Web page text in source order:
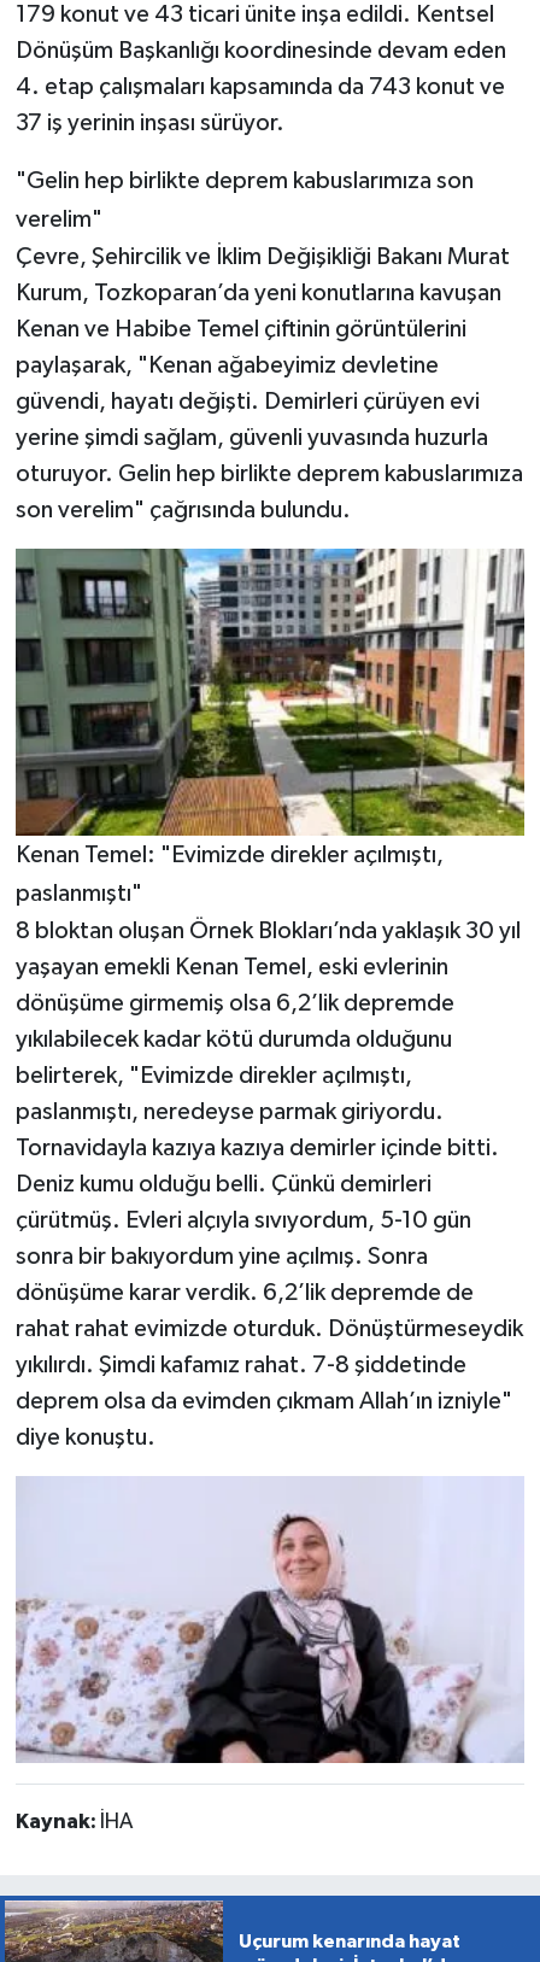
179 konut ve 43 ticari ünite inşa edildi. Kentsel
Dönüşüm Başkanlığı koordinesinde devam eden
4. etap çalışmaları kapsamında da 743 konut ve
37 iş yerinin inşası sürüyor.
"Gelin hep birlikte deprem kabuslarımıza son
verelim"
Çevre, Şehircilik ve İklim Değişikliği Bakanı Murat
Kurum, Tozkoparan’da yeni konutlarına kavuşan
Kenan ve Habibe Temel çiftinin görüntülerini
paylaşarak, "Kenan ağabeyimiz devletine
güvendi, hayatı değişti. Demirleri çürüyen evi
yerine şimdi sağlam, güvenli yuvasında huzurla
oturuyor. Gelin hep birlikte deprem kabuslarımıza
son verelim" çağrısında bulundu.
Kenan Temel: "Evimizde direkler açılmıştı,
paslanmıştı"
8 bloktan oluşan Örnek Blokları’nda yaklaşık 30 yıl
yaşayan emekli Kenan Temel, eski evlerinin
dönüşüme girmemiş olsa 6,2’lik depremde
yıkılabilecek kadar kötü durumda olduğunu
belirterek, "Evimizde direkler açılmıştı,
paslanmıştı, neredeyse parmak giriyordu.
Tornavidayla kazıya kazıya demirler içinde bitti.
Deniz kumu olduğu belli. Çünkü demirleri
çürütmüş. Evleri alçıyla sıvıyordum, 5-10 gün
sonra bir bakıyordum yine açılmış. Sonra
dönüşüme karar verdik. 6,2’lik depremde de
rahat rahat evimizde oturduk. Dönüştürmeseydik
yıkılırdı. Şimdi kafamız rahat. 7-8 şiddetinde
deprem olsa da evimden çıkmam Allah’ın izniyle"
diye konuştu.
Kaynak: İHA
Uçurum kenarında hayat